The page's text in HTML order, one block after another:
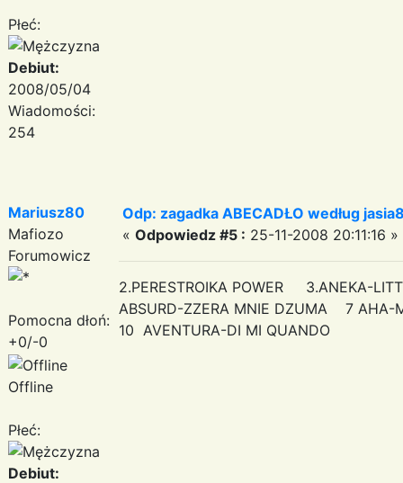
Płeć:
Debiut:
2008/05/04
Wiadomości:
254
Mariusz80
Mafiozo
Forumowicz
Pomocna dłoń:
+0/-0
Offline
Płeć:
Debiut:
Odp: zagadka ABECADŁO według
« Odpowiedz #5 : 25-11-2008 20:11:16 »
2.PERESTROIKA POWER 3.ANEKA-
ABSURD-ZZERA MNIE DZUMA 7
10 AVENTURA-DI MI QUANDO